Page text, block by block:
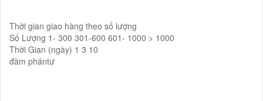
Thời gian giao hàng theo số lượng
Số Lượng 1- 300 301-600 601- 1000 > 1000
Thời Gian (ngày) 1 3 10
đàm phántư